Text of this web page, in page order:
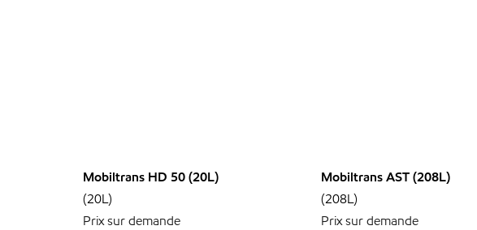
Mobiltrans HD 50 (20L)
(20L)
Prix sur demande
Mobiltrans AST (208L)
(208L)
Prix sur demande